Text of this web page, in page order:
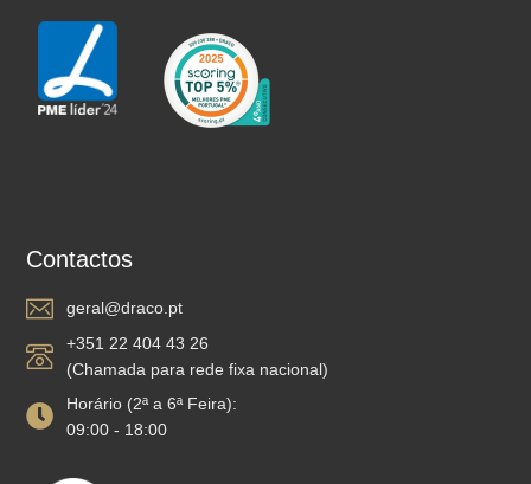
Contactos
geral@draco.pt
+351 22 404 43 26
(Chamada para rede fixa nacional)
Horário (2ª a 6ª Feira):
09:00 - 18:00